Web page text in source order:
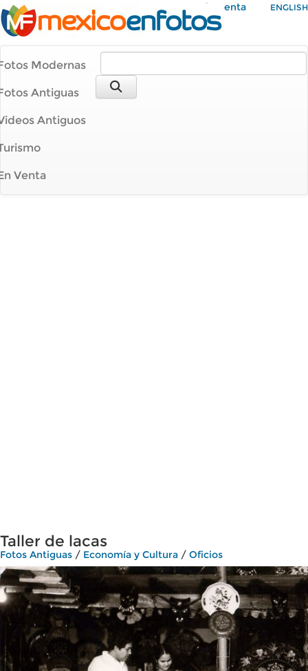
Mi Cuenta ENGLISH
Modernas
Antiguas
Antiguos
Venta
Taller de lacas
Fotos Antiguas / Economía y Cultura / Oficios